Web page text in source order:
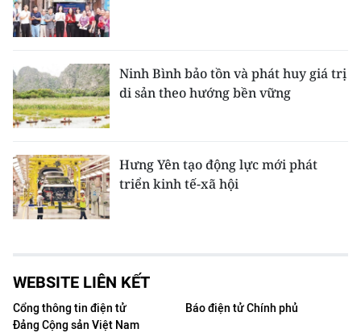
Ninh Bình bảo tồn và phát huy giá trị
di sản theo hướng bền vững
Hưng Yên tạo động lực mới phát
triển kinh tế-xã hội
WEBSITE LIÊN KẾT
Cổng thông tin điện tử
Đảng Cộng sản Việt Nam
Báo điện tử Chính phủ